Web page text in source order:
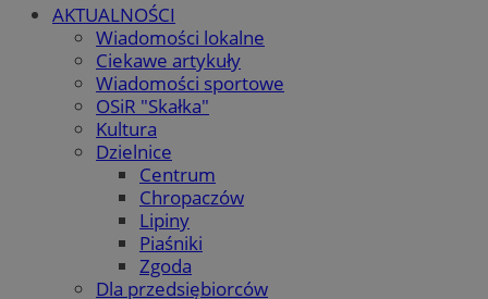
AKTUALNOŚCI
Wiadomości lokalne
Ciekawe artykuły
Wiadomości sportowe
OSiR "Skałka"
Kultura
Dzielnice
Centrum
Chropaczów
Lipiny
Piaśniki
Zgoda
Dla przedsiębiorców